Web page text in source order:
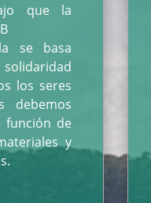
que la
se basa
los seres
debemos
función de
y